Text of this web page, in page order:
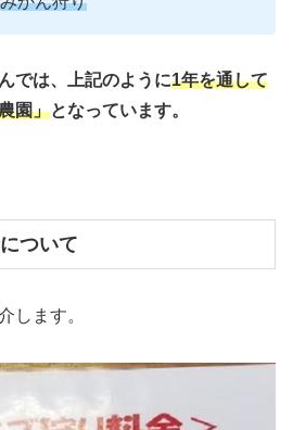
では、上記のように1年を通して
園」となっています。
ついて
します。